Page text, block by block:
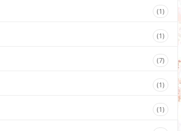
(1)
(1)
(7)
(1)
(1)